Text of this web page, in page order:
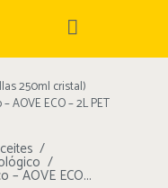
250ml cristal)
AOVE ECO – 2L PET
AOVE ECO...